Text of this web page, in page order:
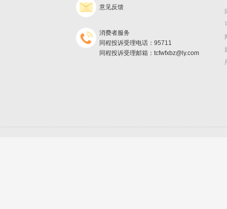
意见反馈
消费者服务
同程投诉受理电话：95711
同程投诉受理邮箱：tcfwfxbz@ly.com